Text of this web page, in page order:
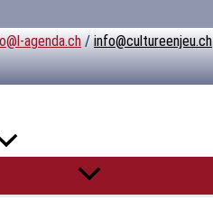
agenda.ch/info@cultureenjeu.ch